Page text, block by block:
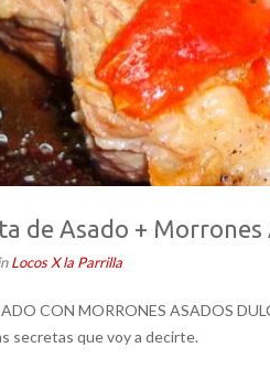
de Asado + Morrones
Locos X la Parrilla
CON MORRONES ASADOS
secretas que voy a decirte.